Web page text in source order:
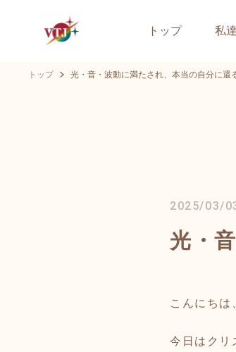
トップ 私
トップ 光・音・波動に満たされ、本当の自分に還
2025/03/
光・
こんにちは
今日はクリ